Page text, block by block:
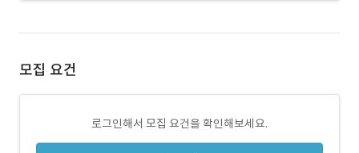
모집 요건
로그인해서 모집 요건을 확인해보세요.